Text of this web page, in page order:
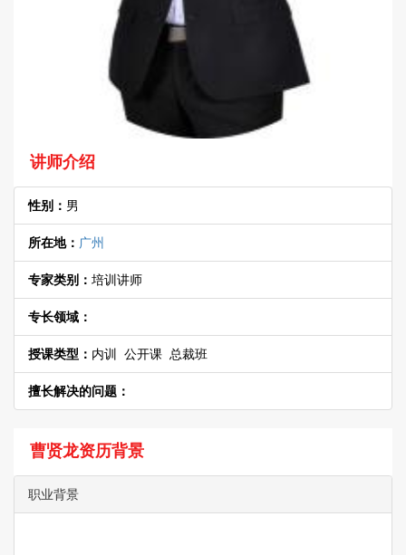
讲师介绍
性别： 男
所在地： 广州
专家类别： 培训讲师
专长领域：
授课类型： 内训 公开课 总裁班
擅长解决的问题：
曹贤龙资历背景
职业背景